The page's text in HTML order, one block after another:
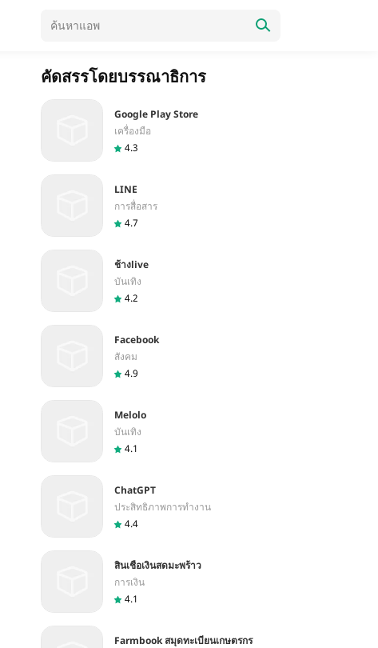
คัดสรรโดยบรรณาธิการ
Google Play Store
เครื่องมือ
4.3
LINE
การสื่อสาร
4.7
ช้างlive
บันเทิง
4.2
Facebook
สังคม
4.9
Melolo
บันเทิง
4.1
ChatGPT
ประสิทธิภาพการทำงาน
4.4
สินเชื่อเงินสดมะพร้าว
การเงิน
4.1
Farmbook สมุดทะเบียนเกษตรกร